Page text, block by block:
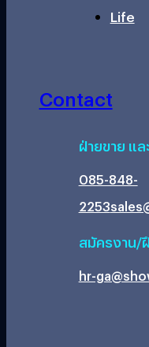
Life
Contact
ฝ่ายขาย แ
085-848-
2253
สมัครงาน/
hr-